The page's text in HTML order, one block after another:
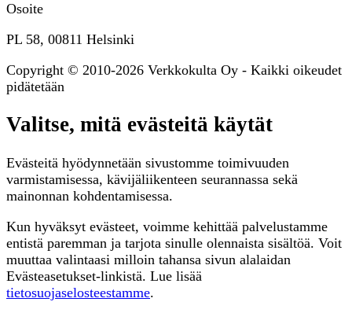
Osoite
PL 58, 00811 Helsinki
Copyright © 2010-2026 Verkkokulta Oy - Kaikki oikeudet
pidätetään
Valitse, mitä evästeitä käytät
Evästeitä hyödynnetään sivustomme toimivuuden
varmistamisessa, kävijäliikenteen seurannassa sekä
mainonnan kohdentamisessa.
Kun hyväksyt evästeet, voimme kehittää palvelustamme
entistä paremman ja tarjota sinulle olennaista sisältöä. Voit
muuttaa valintaasi milloin tahansa sivun alalaidan
Evästeasetukset-linkistä. Lue lisää
tietosuojaselosteestamme.